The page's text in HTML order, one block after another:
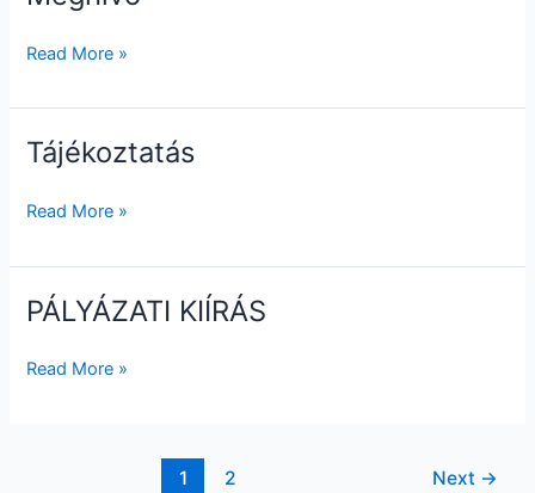
Read More »
Tájékoztatás
Tájékoztatás
Read More »
PÁLYÁZATI KIÍRÁS
PÁLYÁZATI
Read More »
1 2 Next →